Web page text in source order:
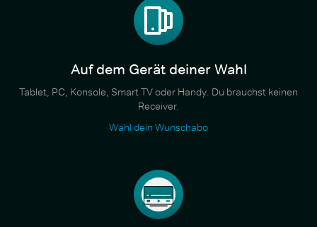
Auf dem Gerät deiner Wahl
Tablet, PC, Konsole, Smart TV oder Handy. Du brauchst keinen
Receiver.
Wähl dein Wunschabo